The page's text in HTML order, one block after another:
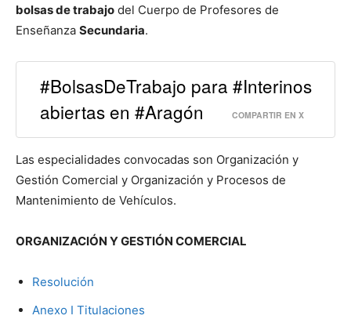
bolsas de trabajo del Cuerpo de Profesores de
Enseñanza Secundaria.
#BolsasDeTrabajo para #Interinos
abiertas en #Aragón
COMPARTIR EN X
Las especialidades convocadas son Organización y
Gestión Comercial y Organización y Procesos de
Mantenimiento de Vehículos.
ORGANIZACIÓN Y GESTIÓN COMERCIAL
Resolución
Anexo I Titulaciones